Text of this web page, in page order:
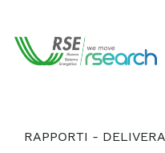
RAPPORTI -